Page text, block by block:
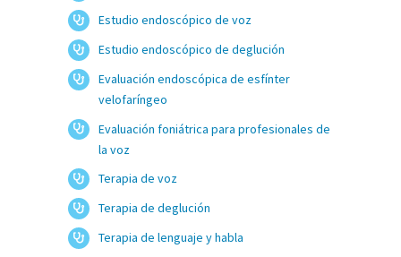
Estudio endoscópico de voz
Estudio endoscópico de deglución
Evaluación endoscópica de esfínter
velofaríngeo
Evaluación foniátrica para profesionales de
la voz
Terapia de voz
Terapia de deglución
Terapia de lenguaje y habla